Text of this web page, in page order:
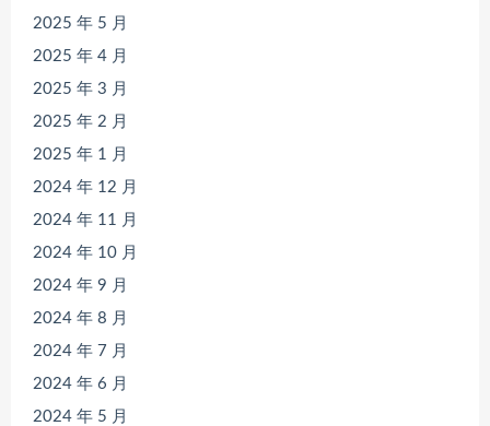
2025 年 5 月
2025 年 4 月
2025 年 3 月
2025 年 2 月
2025 年 1 月
2024 年 12 月
2024 年 11 月
2024 年 10 月
2024 年 9 月
2024 年 8 月
2024 年 7 月
2024 年 6 月
2024 年 5 月